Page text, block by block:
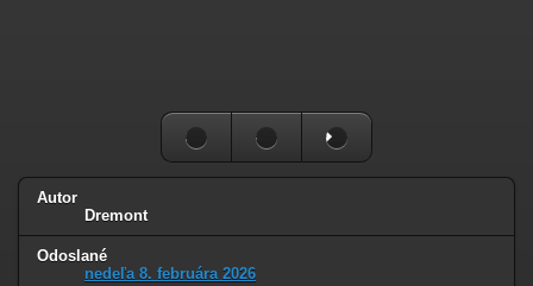
Autor
Dremont
Odoslané
nedeľa 8. februára 2026